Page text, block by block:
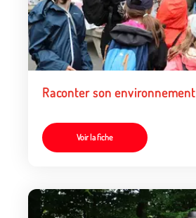
Raconter son environnement
Voir la fiche